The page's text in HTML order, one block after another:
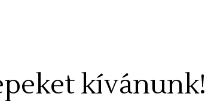
kívánunk!